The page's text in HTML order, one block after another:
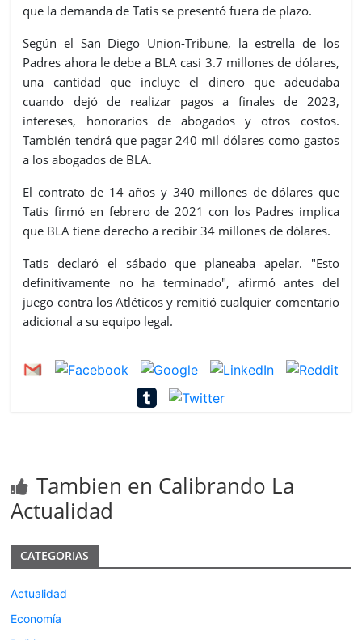
que la demanda de Tatis se presentó fuera de plazo.
Según el San Diego Union-Tribune, la estrella de los
Padres ahora le debe a BLA casi 3.7 millones de dólares,
una cantidad que incluye el dinero que adeudaba
cuando dejó de realizar pagos a finales de 2023,
intereses, honorarios de abogados y otros costos.
También tendrá que pagar 240 mil dólares como gastos
a los abogados de BLA.
El contrato de 14 años y 340 millones de dólares que
Tatis firmó en febrero de 2021 con los Padres implica
que BLA tiene derecho a recibir 34 millones de dólares.
Tatis declaró el sábado que planeaba apelar. "Esto
definitivamente no ha terminado", afirmó antes del
juego contra los Atléticos y remitió cualquier comentario
adicional a su equipo legal.
Tambien en Calibrando La
Actualidad
CATEGORIAS
Actualidad
Economía